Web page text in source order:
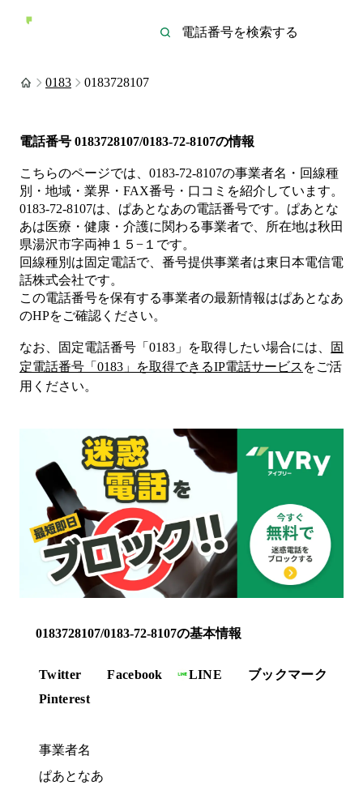
0183 0183728107
電話番号 0183728107/0183-72-8107の情報
こちらのページでは、 0183-72-8107の事業者名・回線種
別・地域・業界・FAX番号・口コミを紹介しています。
0183-72-8107は、 ぱあとなあの電話番号です。 ぱあとな
あは医療・健康・介護に関わる事業者で、所在地は秋田
県湯沢市字両神１５−１ です。
回線種別は固定電話で、番号提供事業者は東日本電信電
話株式会社です。
この電話番号を保有する事業者の最新情報はぱあとなあ
のHPをご確認ください。
なお、固定電話番号「 0183 」を取得したい場合には、
固
定電話番号「 0183 」を取得できるIP電話サービス をご活
用ください。
0183728107/0183-72-8107の基本情報
Twitter Facebook LINE
ブックマーク
Pinterest
事業者名
ぱあとなあ